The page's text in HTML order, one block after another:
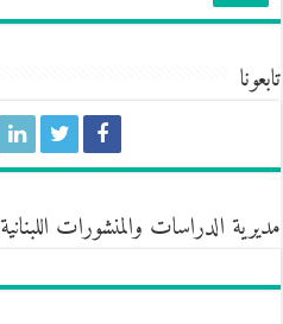
تابعونا
مديرية الدراسات والمنشورات اللبنانية